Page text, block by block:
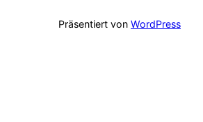
Präsentiert von WordPress